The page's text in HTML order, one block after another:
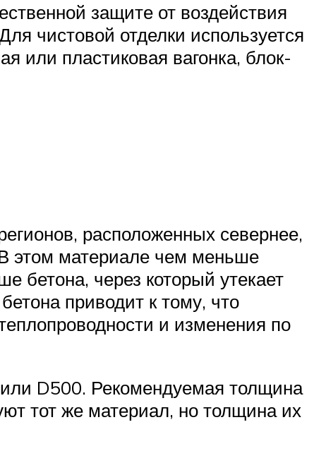
защите от воздействия
чистовой отделки используется
или пластиковая вагонка, блок-
расположенных севернее,
этом материале чем меньше
бетона, через который утекает
приводит к тому, что
и изменения по
или D500. Рекомендуемая толщина
тот же материал, но толщина их